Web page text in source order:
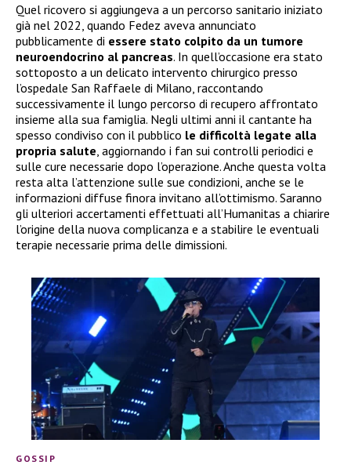
Quel ricovero si aggiungeva a un percorso sanitario iniziato
già nel 2022, quando Fedez aveva annunciato
pubblicamente di essere stato colpito da un tumore
neuroendocrino al pancreas. In quell’occasione era stato
sottoposto a un delicato intervento chirurgico presso
l’ospedale San Raffaele di Milano, raccontando
successivamente il lungo percorso di recupero affrontato
insieme alla sua famiglia. Negli ultimi anni il cantante ha
spesso condiviso con il pubblico le difficoltà legate alla
propria salute , aggiornando i fan sui controlli periodici e
sulle cure necessarie dopo l’operazione. Anche questa volta
resta alta l’attenzione sulle sue condizioni, anche se le
informazioni diffuse finora invitano all’ottimismo. Saranno
gli ulteriori accertamenti effettuati all’Humanitas a chiarire
l’origine della nuova complicanza e a stabilire le eventuali
terapie necessarie prima delle dimissioni.
GOSSIP